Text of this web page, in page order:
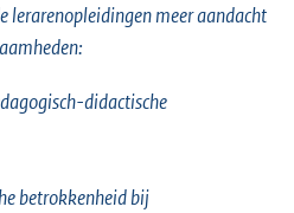
lerarenopleidingen meer aandacht
didactische
betrokkenheid bij